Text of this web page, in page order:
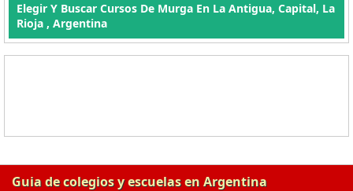
Elegir Y Buscar Cursos De Murga En La Antigua, Capital, La
Rioja , Argentina
Guia de colegios y escuelas en Argentina